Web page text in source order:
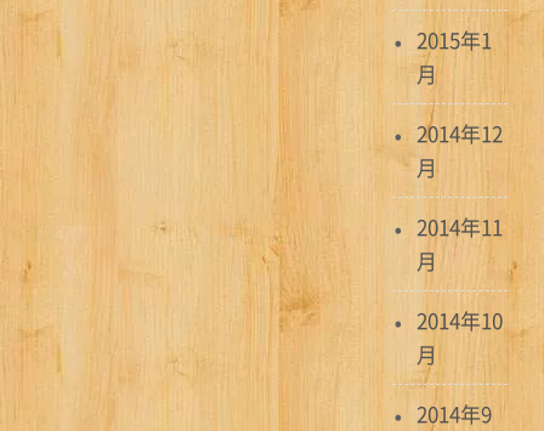
2015年1
月
2014年12
月
2014年11
月
2014年10
月
2014年9